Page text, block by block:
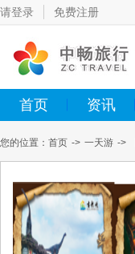
请登录 免费注册
首页 资讯
您的位置： 首页 -> 一天游 ->